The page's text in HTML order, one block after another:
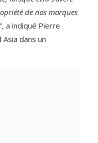
de nos marques
a indiqué Pierre
dans un